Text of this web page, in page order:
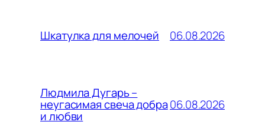
Шкатулка для мелочей 06.08.2026
Людмила Дугарь –
неугасимая свеча добра
и любви
06.08.2026